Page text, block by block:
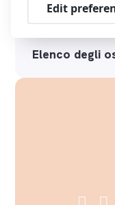
Elenco degli
Edit